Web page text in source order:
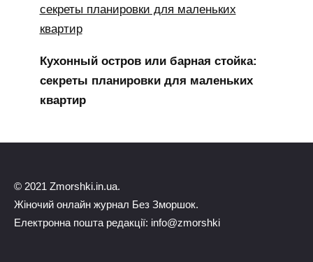
Кухонный остров или барная стойка:
секреты планировки для маленьких
квартир
© 2021 Zmorshki.in.ua.
Жіночий онлайн журнал Без Зморшок.
Електронна пошта редакції: info@zmorshki